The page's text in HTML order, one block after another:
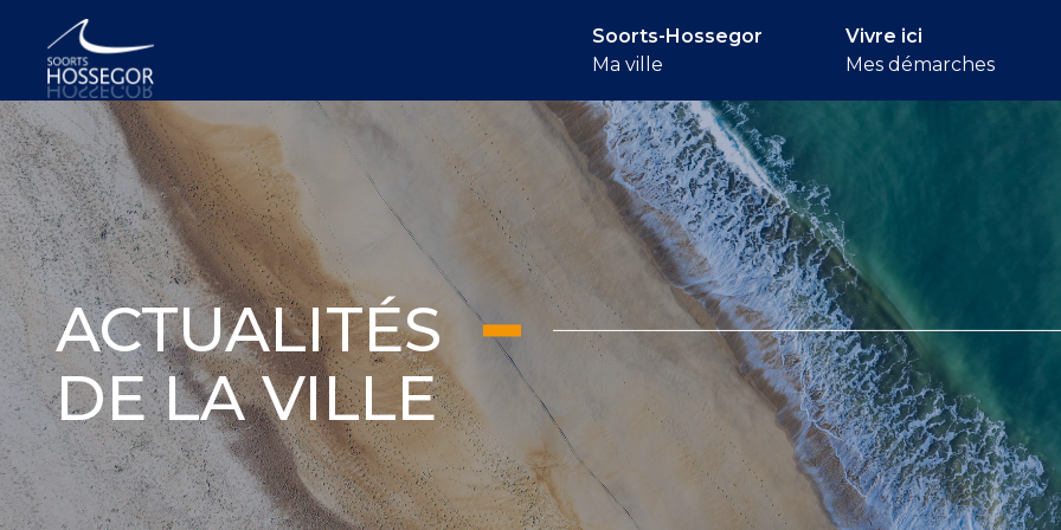
Soorts-Hossegor
Ma ville
Vivre ici
Mes démarches
ACTUALITÉS
DE LA VILLE